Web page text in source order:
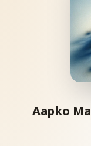
Aapko